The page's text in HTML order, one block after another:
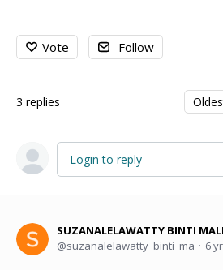
Vote Follow
3 replies
Login to reply
SUZANALELAWATTY BINTI
suzanalelawatty_binti_ma
6